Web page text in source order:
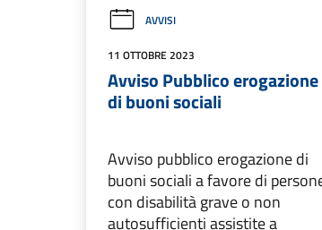
AVVISI
11 OTTOBRE 2023
Avviso Pubblico erogazione
di buoni sociali
Avviso pubblico erogazione di
buoni sociali a favore di
con disabilità grave o non
autosufficienti assistite a